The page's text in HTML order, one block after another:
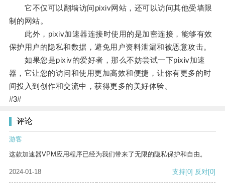
它不仅可以翻墙访问pixiv网站，还可以访问其他受墙限
制的网站。
此外，pixiv加速器连接时使用的是加密连接，能够有效
保护用户的隐私和数据，避免用户资料泄漏和被恶意攻击。
如果您是pixiv的爱好者，那么不妨尝试一下pixiv加速
器，它让您的访问和使用更加高效和便捷，让你有更多的时
间投入到创作和交流中，获得更多的美好体验。
#3#
评论
游客
这款加速器VPM应用程序已经为我们带来了无限的隐私保护和自由。
2024-01-18 支持[0] 反对[0]